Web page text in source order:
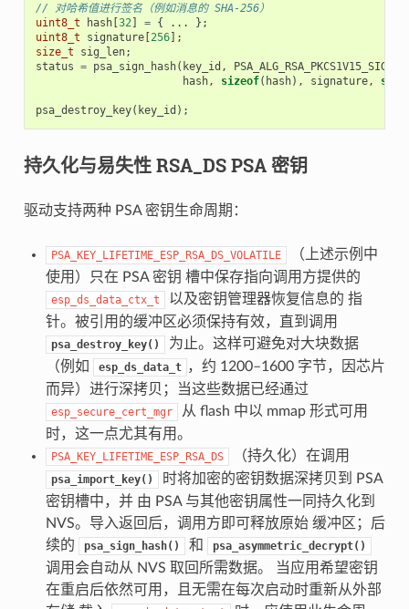
// 对哈希值进行签名（例如消息的 SHA-256）
uint8_t
hash[32] = { ...
};
uint8_t
signature[256];
size_t
sig_len;
status = psa_sign_hash( key_id , PSA_ALG_RSA_PKCS1V15_SIGN
hash, sizeof( hash), signature,
psa_destroy_key( key_id );
持久化与易失性 RSA_DS PSA 密钥
驱动支持两种 PSA 密钥生命周期：
PSA_KEY_LIFETIME_ESP_RSA_DS_VOLATILE
（上述示例中
使用）只在 PSA 密钥 槽中保存指向调用方提供的
esp_ds_data_ctx_t
以及密钥管理器恢复信息的 指
针。被引用的缓冲区必须保持有效，直到调用
psa_destroy_key()
为止。这样可避免对大块数据
（例如
esp_ds_data_t ，约 1200–1600 字节，因芯片
而异）进行深拷贝；当这些数据已经通过
esp_secure_cert_mgr
从 flash 中以 mmap 形式可用
时，这一点尤其有用。
PSA_KEY_LIFETIME_ESP_RSA_DS （持久化）在调用
psa_import_key()
时将加密的密钥数据深拷贝到 PSA
密钥槽中，并 由 PSA 与其他密钥属性一同持久化到
NVS。导入返回后，调用方即可释放原始 缓冲区；后
续的
psa_sign_hash() 和 psa_asymmetric_decrypt()
调用会自动从 NVS 取回所需数据。 当应用希望密钥
在重启后依然可用，且无需在每次启动时重新从外部